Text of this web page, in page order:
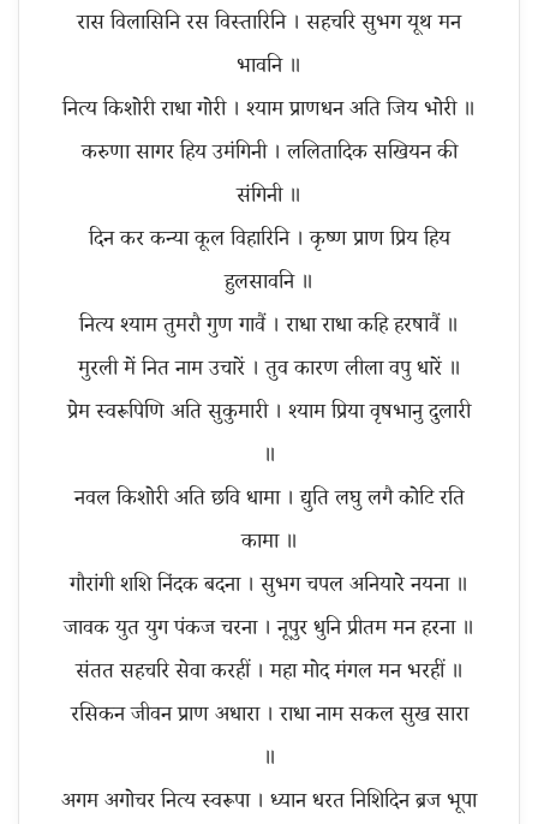
रास विलासिनि रस विस्तारिनि । सहचरि सुभग यूथ मन
भावनि ॥
नित्य किशोरी राधा गोरी । श्याम प्राणधन अति जिय भोरी ॥
करुणा सागर हिय उमंगिनी । ललितादिक सखियन की
संगिनी ॥
दिन कर कन्या कूल विहारिनि । कृष्ण प्राण प्रिय हिय
हुलसावनि ॥
नित्य श्याम तुमरौ गुण गावैं । राधा राधा कहि हरषावैं ॥
मुरली में नित नाम उचारें । तुव कारण लीला वपु धारें ॥
प्रेम स्वरूपिणि अति सुकुमारी । श्याम प्रिया वृषभानु दुलारी
॥
नवल किशोरी अति छवि धामा । द्युति लघु लगै कोटि रति
कामा ॥
गौरांगी शशि निंदक बदना । सुभग चपल अनियारे नयना ॥
जावक युत युग पंकज चरना । नूपुर धुनि प्रीतम मन हरना ॥
संतत सहचरि सेवा करहीं । महा मोद मंगल मन भरहीं ॥
रसिकन जीवन प्राण अधारा । राधा नाम सकल सुख सारा
॥
अगम अगोचर नित्य स्वरूपा । ध्यान धरत निशिदिन ब्रज भूपा